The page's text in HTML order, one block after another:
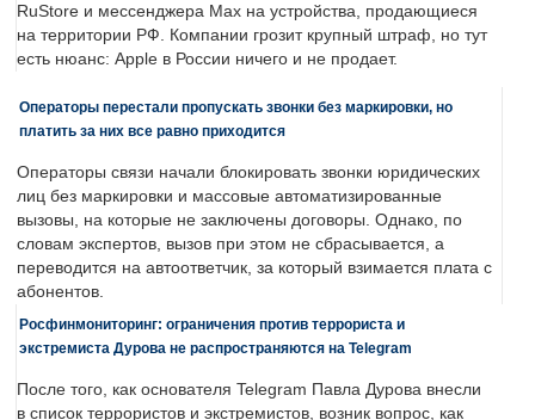
RuStore и мессенджера Max на устройства, продающиеся
на территории РФ. Компании грозит крупный штраф, но тут
есть нюанс: Apple в России ничего и не продает.
Операторы перестали пропускать звонки без маркировки, но
платить за них все равно приходится
Операторы связи начали блокировать звонки юридических
лиц без маркировки и массовые автоматизированные
вызовы, на которые не заключены договоры. Однако, по
словам экспертов, вызов при этом не сбрасывается, а
переводится на автоответчик, за который взимается плата с
абонентов.
Росфинмониторинг: ограничения против террориста и
экстремиста Дурова не распространяются на Telegram
После того, как основателя Telegram Павла Дурова внесли
в список террористов и экстремистов, возник вопрос, как